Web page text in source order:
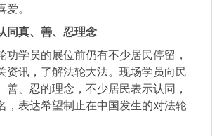
。
真、善、忍理念
功学员的展位前仍有不少居民停留，
资讯，了解法轮大法。现场学员向民
善、忍的理念，不少居民表示认同，
，表达希望制止在中国发生的对法轮